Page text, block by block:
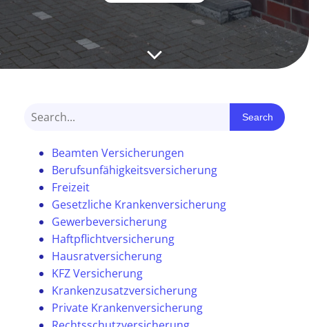
Search
Beamten Versicherungen
Berufsunfähigkeitsversicherung
Freizeit
Gesetzliche Krankenversicherung
Gewerbeversicherung
Haftpflichtversicherung
Hausratversicherung
KFZ Versicherung
Krankenzusatzversicherung
Private Krankenversicherung